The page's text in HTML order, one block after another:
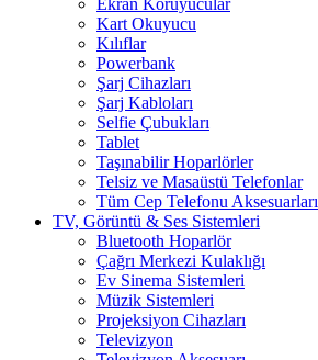
Ekran Koruyucular
Kart Okuyucu
Kılıflar
Powerbank
Şarj Cihazları
Şarj Kabloları
Selfie Çubukları
Tablet
Taşınabilir Hoparlörler
Telsiz ve Masaüstü Telefonlar
Tüm Cep Telefonu Aksesuarları
TV, Görüntü & Ses Sistemleri
Bluetooth Hoparlör
Çağrı Merkezi Kulaklığı
Ev Sinema Sistemleri
Müzik Sistemleri
Projeksiyon Cihazları
Televizyon